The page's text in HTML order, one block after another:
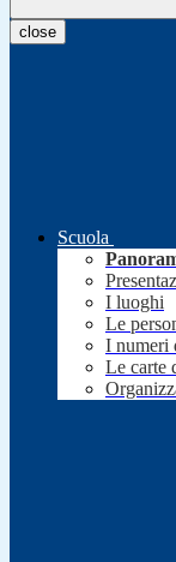
close
Scuola
I luoghi
Le
I numeri
Le carte